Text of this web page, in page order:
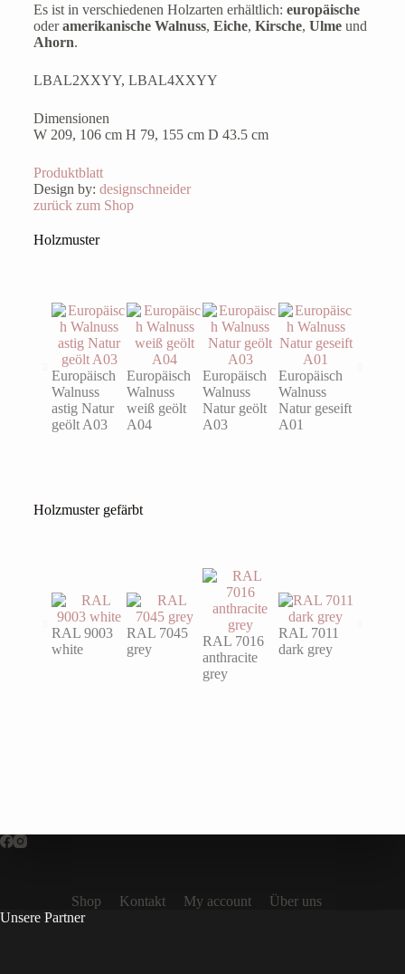
Es ist in verschiedenen Holzarten erhältlich: europäische
oderamerikanische Walnuss, Eiche, Kirsche, Ulmeund
Ahorn.
LBAL2XXYY, LBAL4XXYY
Dimensionen
W 209, 106 cm H 79, 155 cm D 43.5 cm
Produktblatt
Design by: designschneider
zurück zum Shop
Holzmuster
Europäisch
Walnuss
astig Natur
geölt A03
Europäisch
Walnuss
weiß geölt
A04
Europäisch
Walnuss
Natur geölt
A03
Europäisch
Walnuss
Natur geseift
A01
Holzmuster gefärbt
RAL 9003
white
RAL 7045
grey
RAL 7016
anthracite
grey
RAL 7011
dark grey
Shop Kontakt My account
Über uns
Unsere Partner